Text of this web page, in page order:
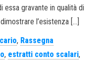
essa gravante in qualità di
l’esistenza […]
, Rassegna
, estratti conto scalari,